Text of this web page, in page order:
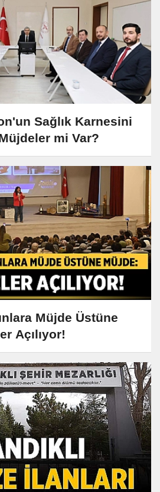
Sağlık Karnesini
mi Var?
Müjde Üstüne
Açılıyor!